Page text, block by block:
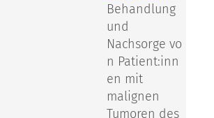
Behandlung
und
Nachsorge vo
n Patient:inn
en mit
malignen
Tumoren des